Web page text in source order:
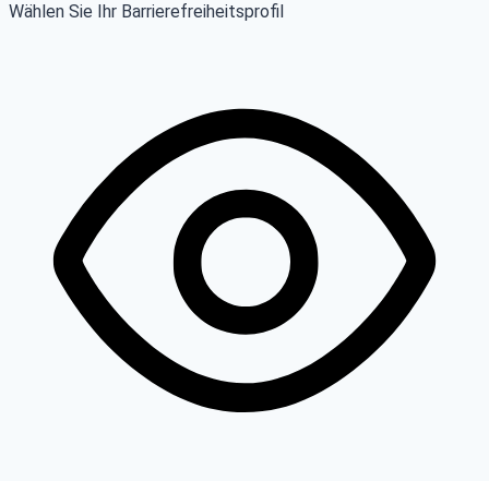
Wählen Sie Ihr Barrierefreiheitsprofil